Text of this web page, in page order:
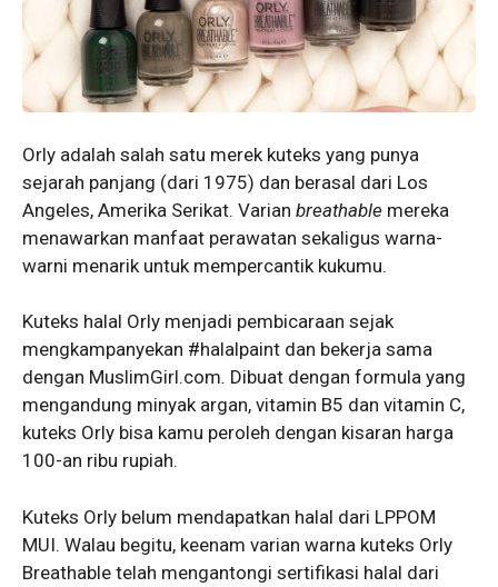
Orly adalah salah satu merek kuteks yang punya
sejarah panjang (dari 1975) dan berasal dari Los
Angeles, Amerika Serikat. Varian breathable mereka
menawarkan manfaat perawatan sekaligus warna-
warni menarik untuk mempercantik kukumu.
Kuteks halal Orly menjadi pembicaraan sejak
mengkampanyekan #halalpaint dan bekerja sama
dengan MuslimGirl.com. Dibuat dengan formula yang
mengandung minyak argan, vitamin B5 dan vitamin C,
kuteks Orly bisa kamu peroleh dengan kisaran harga
100-an ribu rupiah.
Kuteks Orly belum mendapatkan halal dari LPPOM
MUI. Walau begitu, keenam varian warna kuteks Orly
Breathable telah mengantongi sertifikasi halal dari